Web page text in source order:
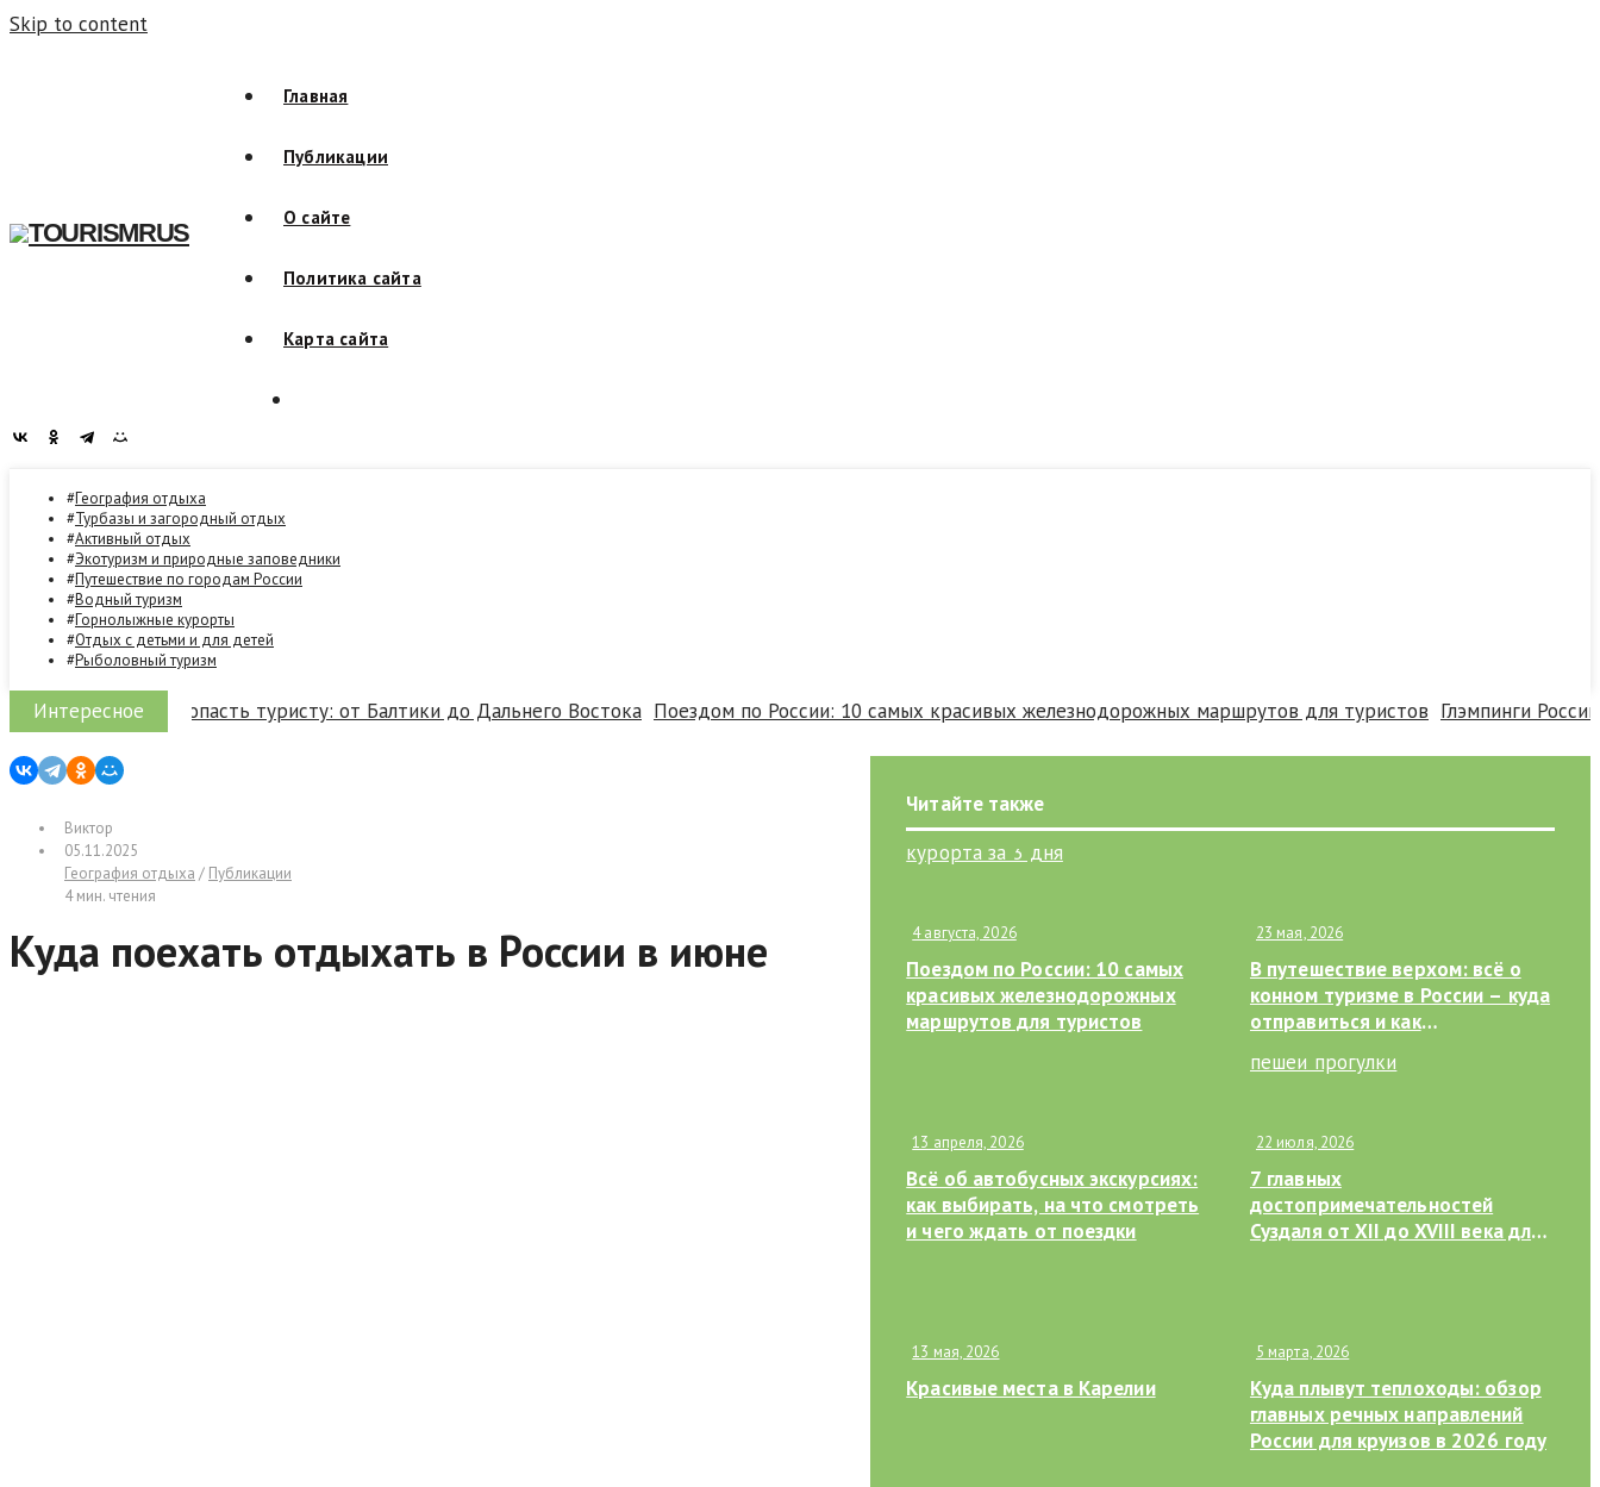
Skip to content
TOURISMRUS
Главная
Публикации
О сайте
Политика сайта
Карта сайта
География отдыха
Турбазы и загородный отдых
Активный отдых
Экотуризм и природные заповедники
Путешествие по городам России
Водный туризм
Горнолыжные курорты
Отдых с детьми и для детей
Рыболовный туризм
Интересное
куда можно попасть туристу: от Балтики до Дальнего Востока Поездом по России: 10 самых красивых железнодорожных маршрутов для туристов Глэмпинги России с
Виктор
05.11.2025
География отдыха / Публикации
4 мин. чтения
Куда поехать отдыхать в России в июне
Читайте также
4 августа, 2026
Поездом по России: 10 самых
красивых железнодорожных
маршрутов для туристов
23 мая, 2026
В путешествие верхом: всё о
конном туризме в России – куда
отправиться и как
13 апреля, 2026
Всё об автобусных экскурсиях:
как выбирать, на что смотреть
и чего ждать от поездки
22 июля, 2026
7 главных
достопримечательностей
Суздаля от XII до XVIII века для
13 мая, 2026
Красивые места в Карелии
5 марта, 2026
Куда плывут теплоходы: обзор
главных речных направлений
России для круизов в 2026 году